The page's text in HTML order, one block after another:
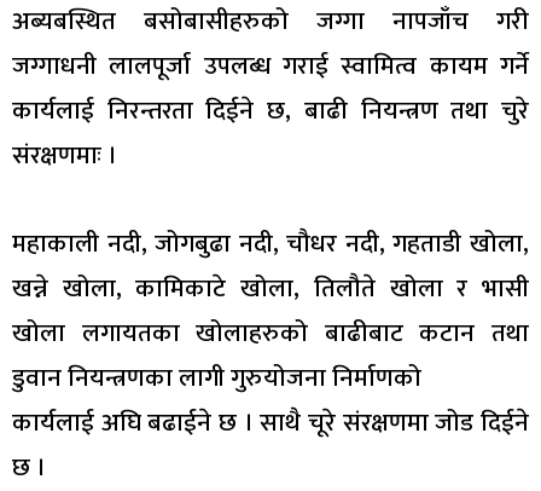
अब्यबस्थित बसोबासीहरुको जग्गा नापजाँच गरी
जग्गाधनी लालपूर्जा उपलब्ध गराई स्वामित्व कायम गर्ने
कार्यलाई निरन्तरता दिईने छ, बाढी नियन्त्रण तथा चुरे
संरक्षणमाः ।
महाकाली नदी, जोगबुढा नदी, चौधर नदी, गहताडी खोला,
खन्ने खोला, कामिकाटे खोला, तिलौते खोला र भासी
खोला लगायतका खोलाहरुको बाढीबाट कटान तथा
डुवान नियन्त्रणका लागी गुरुयोजना निर्माणको
कार्यलाई अघि बढाईने छ । साथै चूरे संरक्षणमा जोड दिईने
छ ।